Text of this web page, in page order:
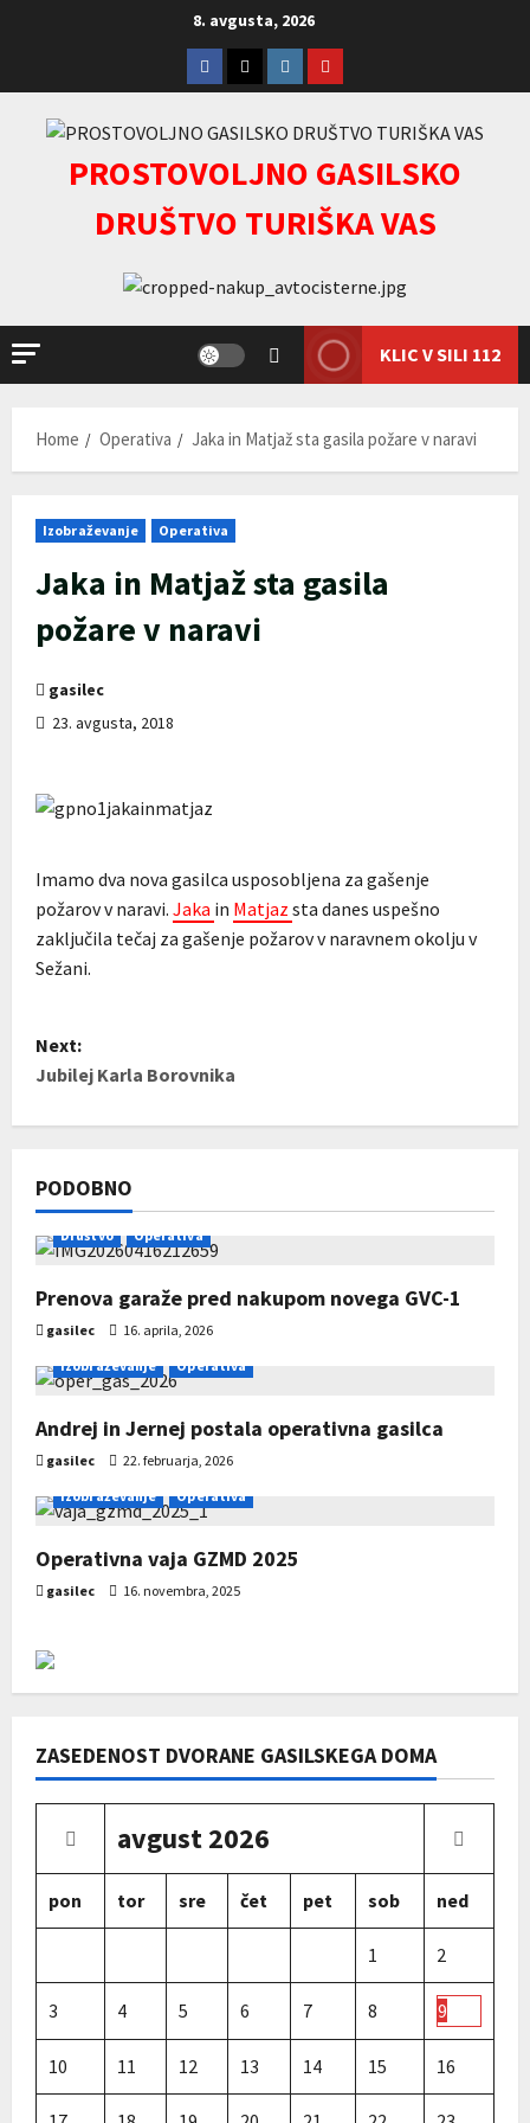
8. avgusta, 2026
Facebook
TwitterInstagram
youtube
PROSTOVOLJNO GASILSKO
DRUŠTVO TURIŠKA VAS
KLIC V SILI 112
Home Operativa Jaka in Matjaž sta gasila požare v naravi
Izobraževanje Operativa
Jaka in Matjaž sta gasila
požare v naravi
gasilec
23. avgusta, 2018
Imamo dva nova gasilca usposobljena za gašenje
požarov v naravi. Jaka in Matjaz sta danes uspešno
zaključila tečaj za gašenje požarov v naravnem okolju v
Sežani.
P
o
s
t
n
a
v
i
g
a
i
n
Next:
Jubilej Karla Borovnika
PODOBNO
Društvo Operativa
Prenova garaže pred nakupom novega GVC-1
gasilec
16. aprila, 2026
Izobraževanje
Operativa
Andrej in Jernej postala operativna gasilca
gasilec
22. februarja, 2026
Izobraževanje
Operativa
Operativna vaja GZMD 2025
gasilec 16. novembra, 2025
ZASEDENOST DVORANE GASILSKEGA DOMA
avgust2026
pon tor sre čet pet sob ned
1 2
3 4 5 6 7 8 9
10 11 12 13 14 15 16